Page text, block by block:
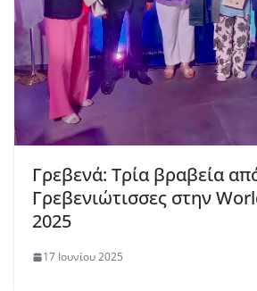
Γρεβενά: Τρία βραβεία
Γρεβενιώτισσες στην
2025
17 Ιουνίου 2025